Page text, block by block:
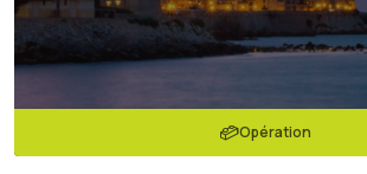
Opération